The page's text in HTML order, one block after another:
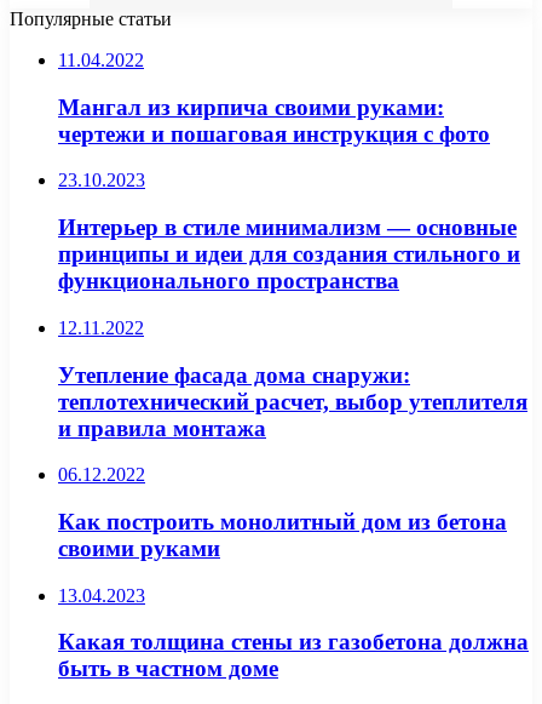
Популярные статьи
11.04.2022
Мангал из кирпича своими руками:
чертежи и пошаговая инструкция с фото
23.10.2023
Интерьер в стиле минимализм — основные
принципы и идеи для создания стильного и
функционального пространства
12.11.2022
Утепление фасада дома снаружи:
теплотехнический расчет, выбор утеплителя
и правила монтажа
06.12.2022
Как построить монолитный дом из бетона
своими руками
13.04.2023
Какая толщина стены из газобетона должна
быть в частном доме